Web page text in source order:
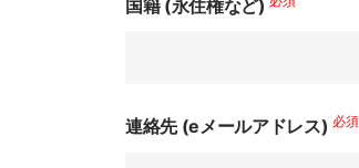
国籍 (永住権など)
連絡先 (eメールアドレス) 必須